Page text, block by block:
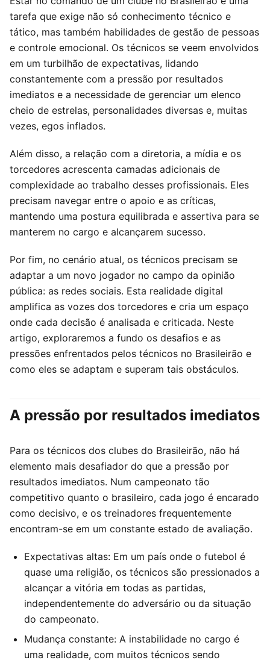
tarefa que exige não só conhecimento técnico e
tático, mas também habilidades de gestão de pessoas
e controle emocional. Os técnicos se veem envolvidos
em um turbilhão de expectativas, lidando
constantemente com a pressão por resultados
imediatos e a necessidade de gerenciar um elenco
cheio de estrelas, personalidades diversas e, muitas
vezes, egos inflados.
Além disso, a relação com a diretoria, a mídia e os
torcedores acrescenta camadas adicionais de
complexidade ao trabalho desses profissionais. Eles
precisam navegar entre o apoio e as críticas,
mantendo uma postura equilibrada e assertiva para se
manterem no cargo e alcançarem sucesso.
Por fim, no cenário atual, os técnicos precisam se
adaptar a um novo jogador no campo da opinião
pública: as redes sociais. Esta realidade digital
amplifica as vozes dos torcedores e cria um espaço
onde cada decisão é analisada e criticada. Neste
artigo, exploraremos a fundo os desafios e as
pressões enfrentados pelos técnicos no Brasileirão e
como eles se adaptam e superam tais obstáculos.
A pressão por resultados imediatos
Para os técnicos dos clubes do Brasileirão, não há
elemento mais desafiador do que a pressão por
resultados imediatos. Num campeonato tão
competitivo quanto o brasileiro, cada jogo é encarado
como decisivo, e os treinadores frequentemente
encontram-se em um constante estado de avaliação.
Expectativas altas: Em um país onde o futebol é
quase uma religião, os técnicos são pressionados a
alcançar a vitória em todas as partidas,
independentemente do adversário ou da situação
do campeonato.
Mudança constante: A instabilidade no cargo é
uma realidade, com muitos técnicos sendo